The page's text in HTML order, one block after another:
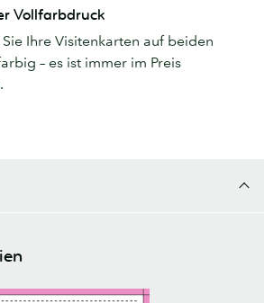
Vollfarbdruck
Ihre Visitenkarten auf beiden
– es ist immer im Preis